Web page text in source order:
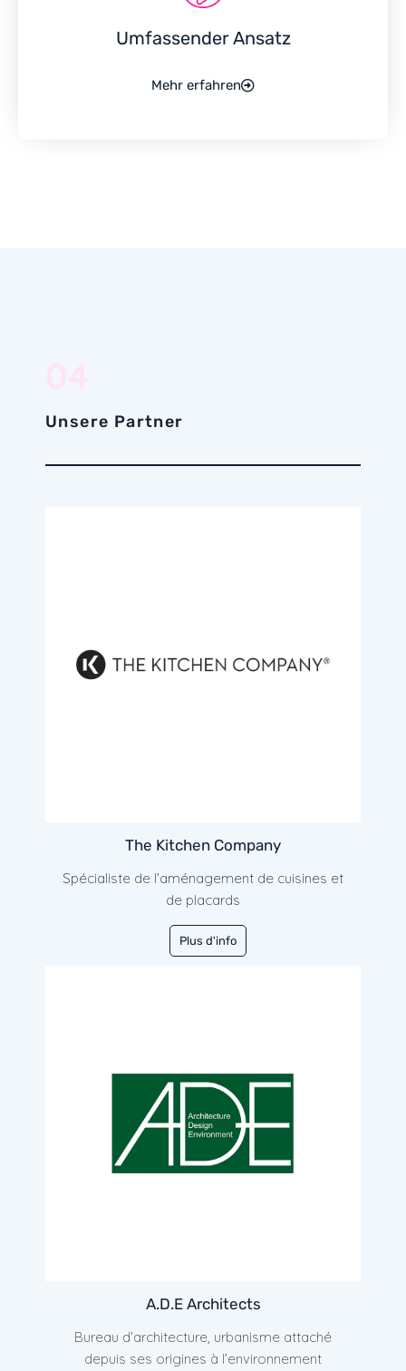
Umfassender Ansatz
Mehr erfahren
Unsere Partner
The Kitchen Company
Spécialiste de l’aménagement de cuisines et
de placards
Plus d'info
A.D.E Architects
Bureau d’architecture, urbanisme attaché
depuis ses origines à l’environnement